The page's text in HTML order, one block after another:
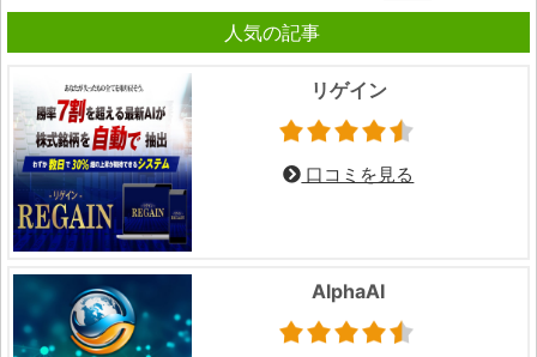
人気の記事
リゲイン
口コミを見る
AlphaAI